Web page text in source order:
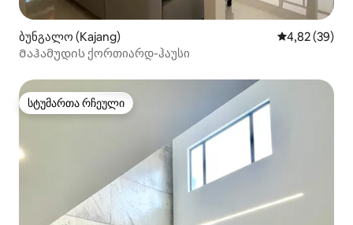
ბუნგალო (Kajang) საშუალო
4,82 (39)
Მაჰამუდის ქორთიარდ-ჰაუსი
სტუმართა რჩეული
სტუმართა რჩეული